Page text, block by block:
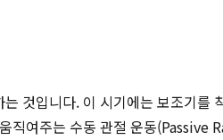
것입니다. 이 시기에는 보조기
직여주는 수동 관절 운동